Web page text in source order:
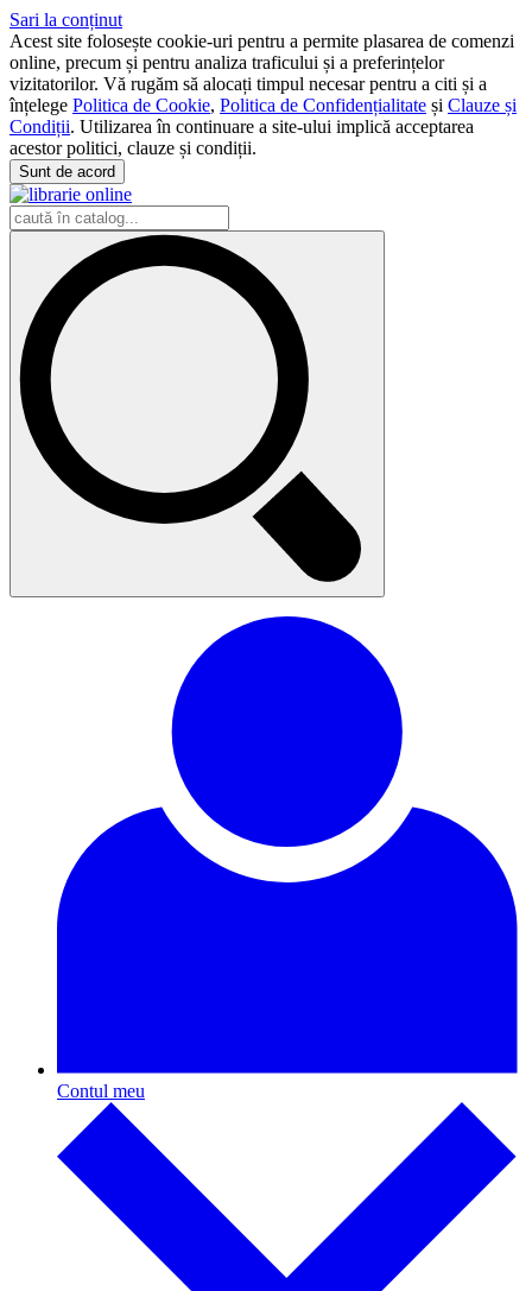
Sari la conținut
Acest site folosește cookie-uri pentru a permite plasarea de comenzi
online, precum și pentru analiza traficului și a preferințelor
vizitatorilor. Vă rugăm să alocați timpul necesar pentru a citi și a
înțelege Politica de Cookie, Politica de Confidențialitate și Clauze și
Condiții. Utilizarea în continuare a site-ului implică acceptarea
acestor politici, clauze și condiții.
Sunt de acord
Contul meu